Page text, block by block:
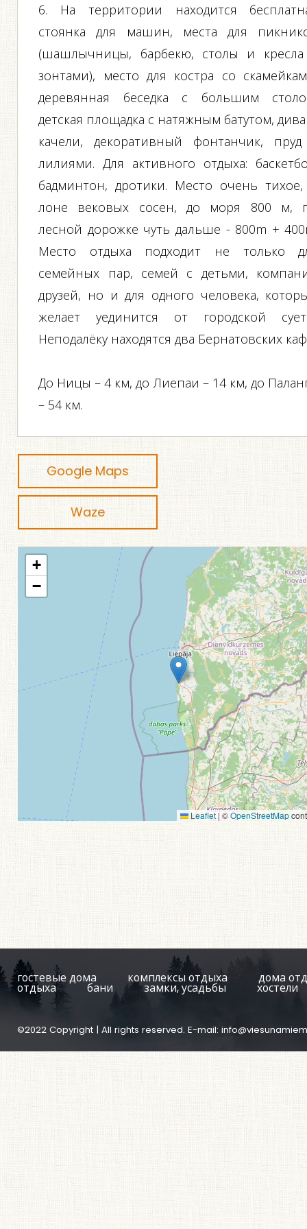
6. На территории находится
стоянка для машин, места для
(шашлычницы, барбекю, столы и
зонтами), место для костра со
деревянная беседка с большим
детская площадка с натяжным батутом,
качели, декоративный фонтанчик,
лилиями. Для активного отдыха:
бадминтон, дротики. Место очень
лоне вековых сосен, до моря 800 м,
лесной дорожке чуть дальше - 800m +
Место отдыха подходит не только
семейных пар, семей с детьми,
друзей, но и для одного человека,
желает уединится от городской
Неподалёку находятся два Бернатовских
До Ницы – 4 км, до Лиепаи – 14 км, до
– 54 км.
Google Maps
Waze
+
−
Leaflet |©OpenStreetMap
гостевые дома комплексы отдыха дома
отдыха бани замки, усадьбы хостели
©2022 Copyright | All rights reserved. E-mail: